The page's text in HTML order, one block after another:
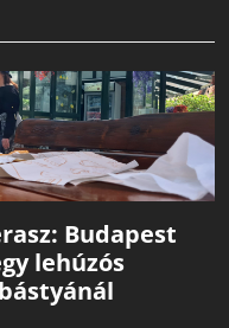
Budapest
lehúzós